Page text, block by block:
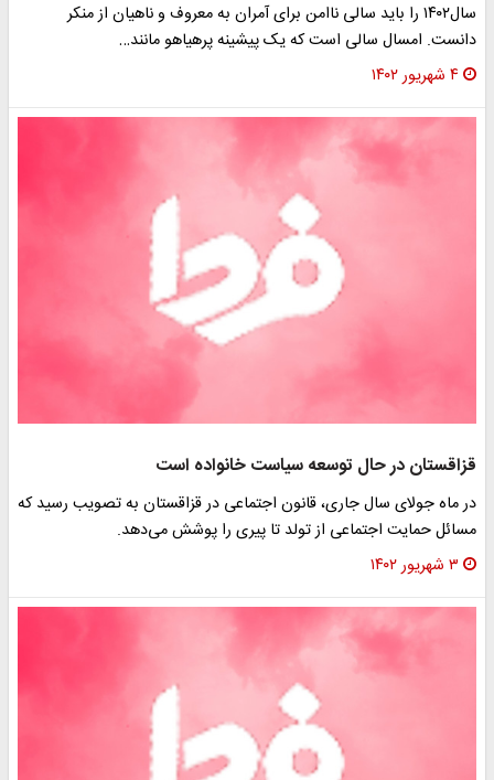
سال۱۴۰۲ را باید سالی ناامن برای آمران به معروف و ناهیان از منکر
دانست. امسال سالی است که یک پیشینه پرهیاهو مانند…
۴ شهریور ۱۴۰۲
قزاقستان در حال توسعه سیاست خانواده است
در ماه جولای سال جاری، قانون اجتماعی در قزاقستان به تصویب رسید که
مسائل حمایت اجتماعی از تولد تا پیری را پوشش می‌دهد.
۳ شهریور ۱۴۰۲